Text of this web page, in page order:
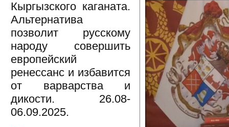
Кыргызского каганата.
Альтернатива
позволит русскому
народу совершить
европейский
ренессанс и избавится
от варварства и
дикости. 26.08-
06.09.2025.